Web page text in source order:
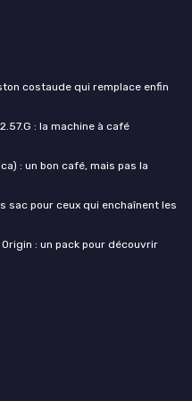
costaude qui remplace enfin
: la machine à café
: un bon café, mais pas la
sac pour ceux qui enchaînent les
: un pack pour découvrir